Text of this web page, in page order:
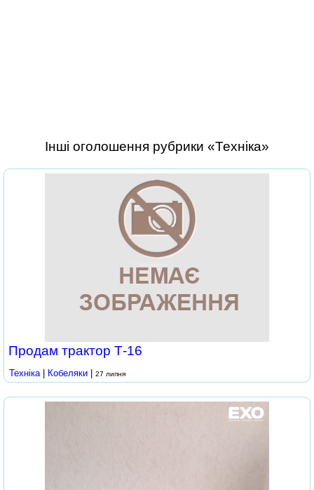
Інші оголошення рубрики «Техніка»
Продам трактор Т-16
Техніка| Кобеляки 27 липня